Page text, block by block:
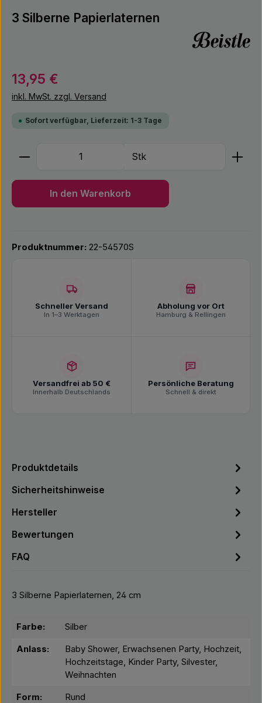
3 Silberne Papierlaternen
Regulärer Preis:
13,95 €
inkl. MwSt. zzgl. Versand
Sofort verfügbar, Lieferzeit: 1-3 Tage
Produkt Anzahl: Gib den gewünschten Wert ein
Stk
In den Warenkorb
Produktnummer: 22-54570S
Schneller Versand
In 1–3 Werktagen
Abholung vor Ort
Hamburg & Rellingen
Versandfrei ab 50 €
Innerhalb Deutschlands
Persönliche Beratung
Schnell & direkt
Produktdetails
Sicherheitshinweise
Hersteller
Bewertungen
FAQ
3 Silberne Papierlaternen, 24 cm
Farbe: Silber
Anlass:
Baby Shower, Erwachsenen Party, Hochzeit,
Hochzeitstage, Kinder Party, Silvester,
Weihnachten
Form: Rund